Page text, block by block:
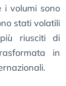
i volumi sono
stati volatili
riusciti di
in